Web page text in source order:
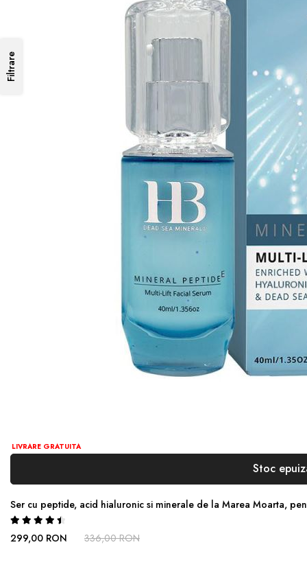
LIVRARE GRATUITA
Stoc
Ser cu peptide, acid hialuronic si minerale de la Marea Moarta,
Rating:
93%
299,00 RON 336,00 RON
Filtrare